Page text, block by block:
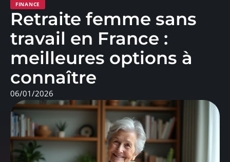
FINANCE
Retraite femme sans
travail en France :
meilleures options à
connaître
06/01/2026